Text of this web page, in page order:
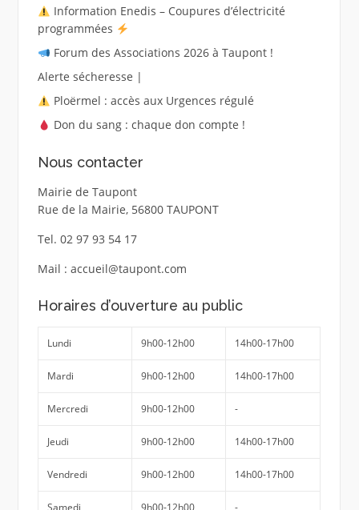
Information Enedis – Coupures d’électricité
programmées
Forum des Associations 2026 à Taupont !
Alerte sécheresse |
Ploërmel : accès aux Urgences régulé
Don du sang : chaque don compte !
Nous contacter
Mairie de Taupont
Rue de la Mairie, 56800 TAUPONT
Tel. 02 97 93 54 17
Mail : accueil@taupont.com
Horaires d’ouverture au public
Lundi 9h00-12h00 14h00-17h00
Mardi 9h00-12h00 14h00-17h00
Mercredi 9h00-12h00 -
Jeudi 9h00-12h00 14h00-17h00
Vendredi 9h00-12h00 14h00-17h00